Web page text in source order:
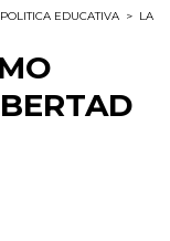
POLITICA EDUCATIVA > LA